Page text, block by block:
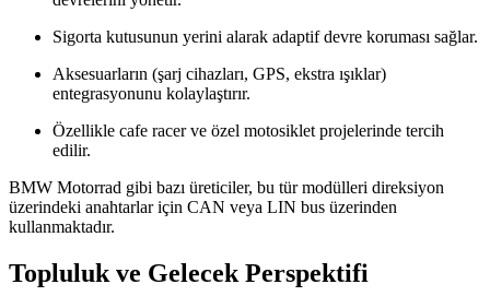
Sigorta kutusunun yerini alarak adaptif devre koruması sağlar.
Aksesuarların (şarj cihazları, GPS, ekstra ışıklar)
entegrasyonunu kolaylaştırır.
Özellikle cafe racer ve özel motosiklet projelerinde tercih
edilir.
BMW Motorrad gibi bazı üreticiler, bu tür modülleri direksiyon
üzerindeki anahtarlar için CAN veya LIN bus üzerinden
kullanmaktadır.
Topluluk ve Gelecek Perspektifi